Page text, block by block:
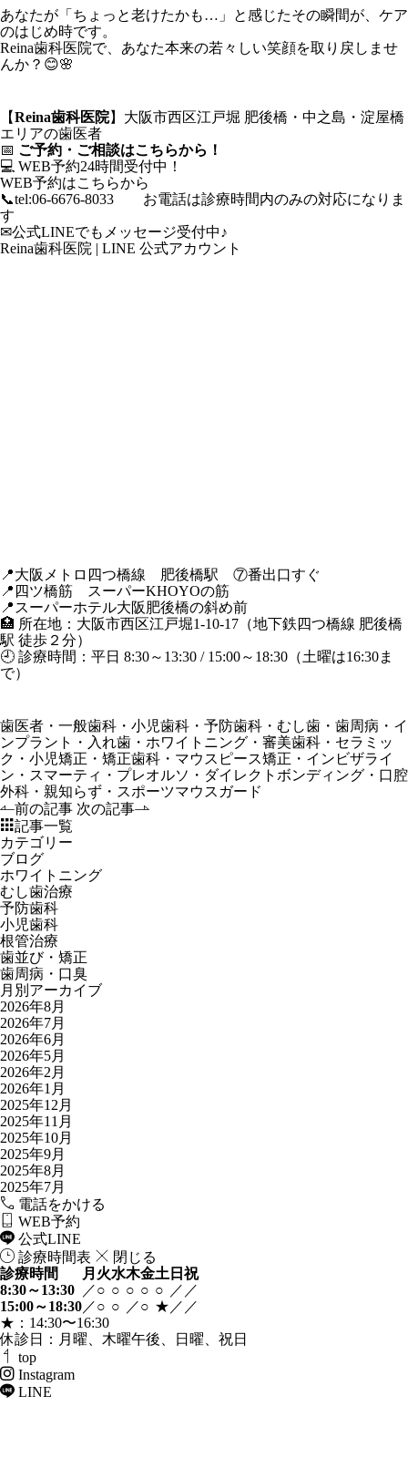
あなたが「ちょっと老けたかも…」と感じたその瞬間が、ケア
のはじめ時です。
Reina歯科医院で、あなた本来の若々しい笑顔を取り戻しませ
んか？😊🌸
【Reina歯科医院】大阪市西区江戸堀 肥後橋・中之島・淀屋橋
エリアの歯医者
📅 ご予約・ご相談はこちらから！
💻 WEB予約24時間受付中！
WEB予約はこちらから
📞tel:06-6676-8033 お電話は診療時間内のみの対応になりま
す
✉公式LINEでもメッセージ受付中♪
Reina歯科医院 | LINE 公式アカウント
📍大阪メトロ四つ橋線 肥後橋駅 ⑦番出口すぐ
📍四ツ橋筋 スーパーKHOYOの筋
📍スーパーホテル大阪肥後橋の斜め前
🏥 所在地：大阪市西区江戸堀1-10-17（地下鉄四つ橋線 肥後橋
駅 徒歩２分）
🕘 診療時間：平日 8:30～13:30 / 15:00～18:30（土曜は16:30ま
で）
歯医者・一般歯科・小児歯科・予防歯科・むし歯・歯周病・イ
ンプラント・入れ歯・ホワイトニング・審美歯科・セラミッ
ク・小児矯正・矯正歯科・マウスピース矯正・インビザライ
ン・スマーティ・プレオルソ・ダイレクトボンディング・口腔
外科・親知らず・スポーツマウスガード
前の記事 次の記事
記事一覧
カテゴリー
ブログ
ホワイトニング
むし歯治療
予防歯科
小児歯科
根管治療
歯並び・矯正
歯周病・口臭
月別アーカイブ
2026年8月
2026年7月
2026年6月
2026年5月
2026年2月
2026年1月
2025年12月
2025年11月
2025年10月
2025年9月
2025年8月
2025年7月
電話をかける
WEB予約
公式LINE
診療時間表
閉じる
診療時間
月 火水木金土 日祝
8:30～13:30
／○ ○ ○ ○ ○ ／ ／
15:00～18:30／○ ○ ／○ ★ ／ ／
★：14:30〜16:30
休診日：月曜、木曜午後、日曜、祝日
top
Instagram
LINE